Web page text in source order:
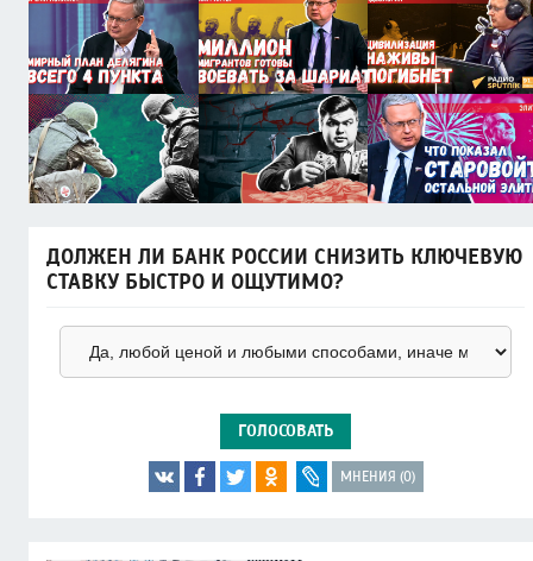
ДОЛЖЕН ЛИ БАНК РОССИИ СНИЗИТЬ КЛЮЧЕВУЮ
СТАВКУ БЫСТРО И ОЩУТИМО?
ГОЛОСОВАТЬ
МНЕНИЯ (0)